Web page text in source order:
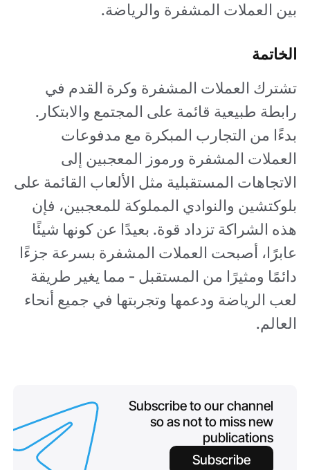
بين العملات المشفرة والرياضة.
الخاتمة
تشترك العملات المشفرة وكرة القدم في
رابطة طبيعية قائمة على المجتمع والابتكار.
بدءًا من التجارب المبكرة مع مدفوعات
العملات المشفرة ورموز المعجبين إلى
الاتجاهات المستقبلية مثل الألعاب القائمة على
بلوكتشين والنوادي المملوكة للمعجبين، فإن
هذه الشراكة تزداد قوة. بعيدًا عن كونها شيئًا
عابرًا، أصبحت العملات المشفرة بسرعة جزءًا
دائمًا ومثيرًا من المستقبل - مما يغير طريقة
لعب الرياضة ودعمها وتجربتها في جميع أنحاء
العالم.
Subscribe to our channel
so as not to miss new
publications
Subscribe